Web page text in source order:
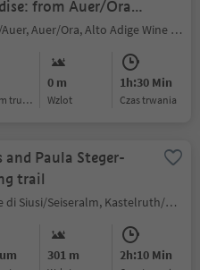
from Auer/Ora
Montagna
Ora/Auer, Auer/Ora, Alto Adige Wine Road
0 m
Wzlot
1h:30 Min
czas trwania
and Paula Steger-
trail
Alpe di Siusi/Seiseralm, Kastelruth/Castelrotto, Dolomites Region Seiser Alm
301 m 2h:10 Min